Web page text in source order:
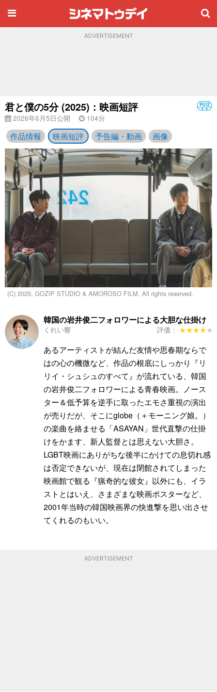
ADVERTISEMENT
君と僕の5分 (2025)：映画短評
2026年6月5日公開 104分
作品情報 映画短評 予告編・動画 画像
(C) 2025, GOZIP STUDIO & AMOROSO FILM, All rights reserved.
韓国の岩井俊二フォロワーによる大胆な仕掛け
くれい響 評価： ★★★★★
★★★★★
あるアーティストが結んだ友情や思春期ならで
はの心の機微など、作品の根底にしっかり『リ
リイ・シュシュのすべて』が流れている、韓国
の岩井俊二フォロワーによる青春映画。ノース
ター＆低予算を逆手に取ったエモさ重視の演出
が売りだが、そこにglobe（＋モーニング娘。）
の楽曲を絡ませる「ASAYAN」世代直撃の仕掛
けをかます、新人監督とは思えない大胆さ。
LGBT映画にありがちな後半にかけての息切れ感
は否定できないが、現在は閉館されてしまった
映画館で観る『猟奇的な彼女』以外にも、イラ
ストとはいえ、さまざまな映画ポスターなど、
2001年当時の韓国映画界の快進撃を思い出させ
てくれるのもいい。
ADVERTISEMENT